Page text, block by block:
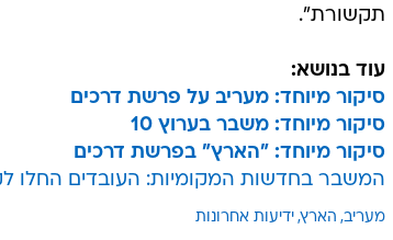
תקשורת".
עוד בנושא:
סיקור מיוחד: מעריב על פרשת דרכים
סיקור מיוחד: משבר בערוץ 10
סיקור מיוחד: "הארץ" בפרשת דרכים
המשבר בחדשות המקומיות: העובדים החלו
מעריב הארץ ידיעות אחרונות